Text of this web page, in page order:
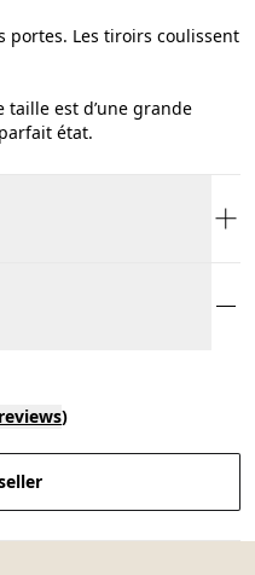
portes. Les tiroirs coulissent
est d’une grande
état.
)